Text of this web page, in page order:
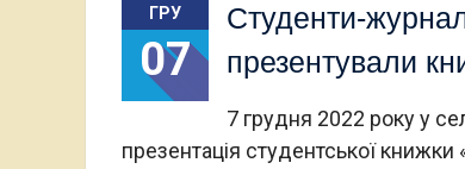
ГРУ
07
Студенти-
презентували
7 грудня 2022 року у
презентація студентської